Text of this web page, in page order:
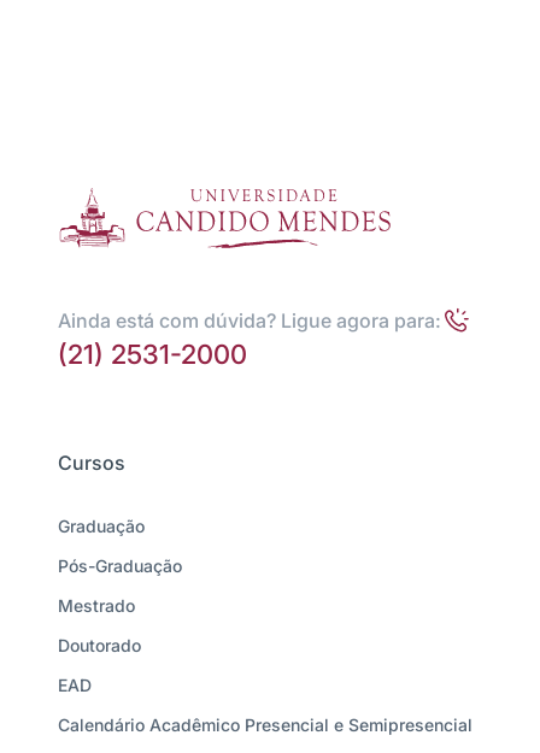
Ainda está com dúvida? Ligue agora para:
(21) 2531-2000
Cursos
Graduação
Pós-Graduação
Mestrado
Doutorado
EAD
Calendário Acadêmico Presencial e Semipresencial